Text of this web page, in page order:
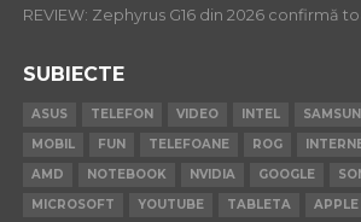
REVIEW: Zephyrus G16 din 2026 confirmă
SUBIECTE
ASUS TELEFON VIDEO INTEL
MOBIL
FUN TELEFOANE ROG
AMD
NOTEBOOK NVIDIA GOOGLE
MICROSOFT
YOUTUBE TABLETA APPLE